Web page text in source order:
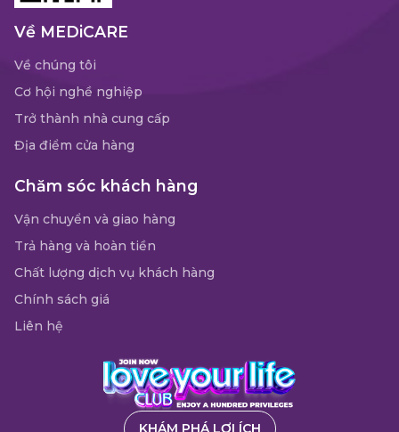
Về MEDiCARE
Về chúng tôi
Cơ hội nghề nghiệp
Trở thành nhà cung cấp
Địa điểm cửa hàng
Chăm sóc khách hàng
Vận chuyển và giao hàng
Trả hàng và hoàn tiền
Chất lượng dịch vụ khách hàng
Chính sách giá
Liên hệ
KHÁM PHÁ LỢI ÍCH